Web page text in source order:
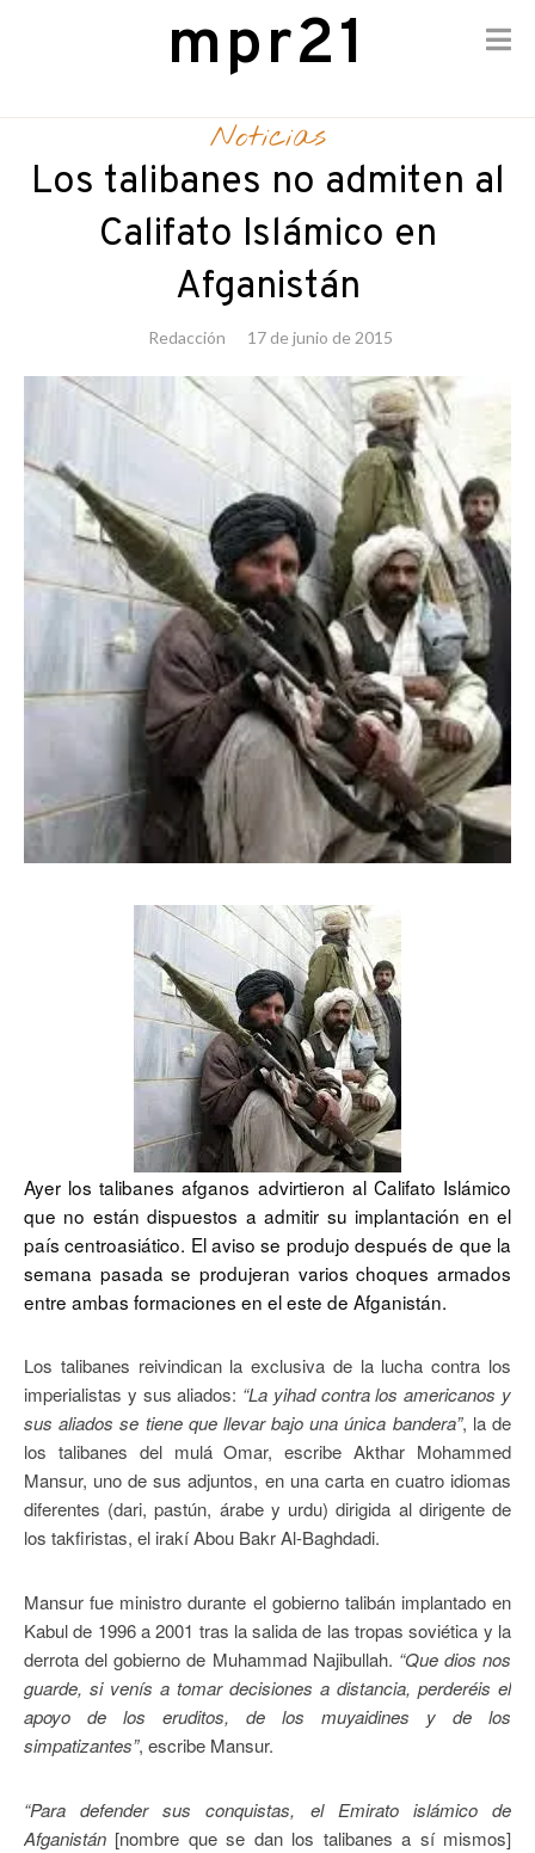
content
mpr21
Noticias
Los talibanes no admiten al
Califato Islámico en
Afganistán
Redacción 17 de junio de 2015
Ayer los talibanes afganos advirtieron al Califato Islámico
que no están dispuestos a admitir su implantación en el
país centroasiático. El aviso se produjo después de que la
semana pasada se produjeran varios choques armados
entre ambas formaciones en el este de Afganistán.
Los talibanes reivindican la exclusiva de la lucha contra los
imperialistas y sus aliados: “La yihad contra los americanos y
sus aliados se tiene que llevar bajo una única bandera”, la de
los talibanes del mulá Omar, escribe Akthar Mohammed
Mansur, uno de sus adjuntos, en una carta en cuatro idiomas
diferentes (dari, pastún, árabe y urdu) dirigida al dirigente de
los takfiristas, el irakí Abou Bakr Al-Baghdadi.
Mansur fue ministro durante el gobierno talibán implantado en
Kabul de 1996 a 2001 tras la salida de las tropas soviética y la
derrota del gobierno de Muhammad Najibullah. “Que dios nos
guarde, si venís a tomar decisiones a distancia, perderéis el
apoyo de los eruditos, de los muyaidines y de los
simpatizantes”, escribe Mansur.
“Para defender sus conquistas, el Emirato islámico de
Afganistán [nombre que se dan los talibanes a sí mismos]